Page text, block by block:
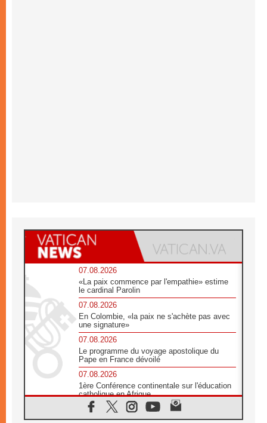
07.08.2026
«La paix commence par l'empathie» estime
le cardinal Parolin
07.08.2026
En Colombie, «la paix ne s'achète pas avec
une signature»
07.08.2026
Le programme du voyage apostolique du
Pape en France dévoilé
07.08.2026
1ère Conférence continentale sur l'éducation
catholique en Afrique
07.08.2026
Un logo symbolique pour la venue du Pape